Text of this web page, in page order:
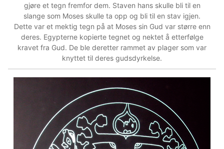
gjøre et tegn fremfor dem. Staven hans skulle bli til en
slange som Moses skulle ta opp og bli til en stav igjen.
Dette var et mektig tegn på at Moses sin Gud var større enn
deres. Egypterne kopierte tegnet og nektet å etterfølge
kravet fra Gud. De ble deretter rammet av plager som var
knyttet til deres gudsdyrkelse.